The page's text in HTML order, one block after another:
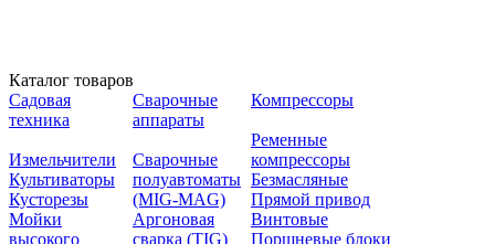
Каталог товаров
Садовая
техника
Измельчители
Культиваторы
Кусторезы
Мойки
высокого
Сварочные
аппараты
Сварочные
полуавтоматы
(MIG-MAG)
Аргоновая
сварка (TIG)
Компрессоры
Ременные
компрессоры
Безмасляные
Прямой привод
Винтовые
Поршневые блоки